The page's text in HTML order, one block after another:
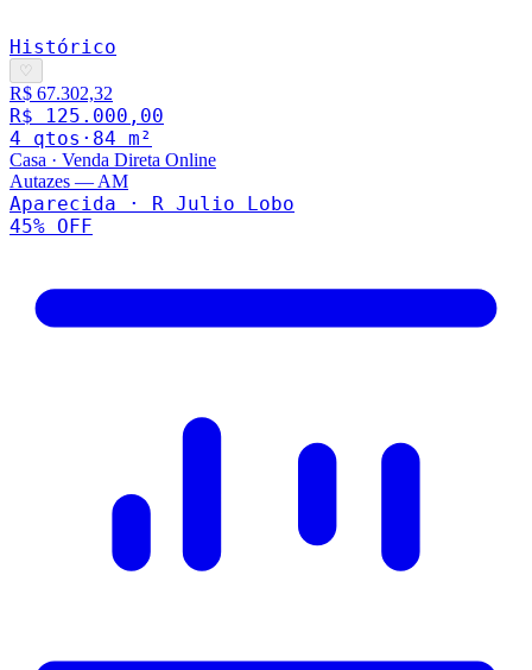
Histórico
♡
R$ 67.302,32
R$ 125.000,00
4 qtos · 84 m²
Casa · Venda Direta Online
Autazes — AM
Aparecida · R Julio Lobo
45% OFF